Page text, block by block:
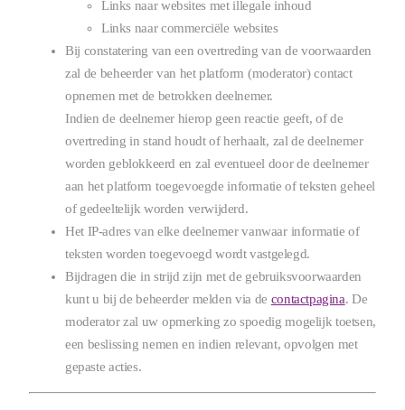
Links naar websites met illegale inhoud
Links naar commerciële websites
Bij constatering van een overtreding van de voorwaarden
zal de beheerder van het platform (moderator) contact
opnemen met de betrokken deelnemer.
Indien de deelnemer hierop geen reactie geeft, of de
overtreding in stand houdt of herhaalt, zal de deelnemer
worden geblokkeerd en zal eventueel door de deelnemer
aan het platform toegevoegde informatie of teksten geheel
of gedeeltelijk worden verwijderd.
Het IP-adres van elke deelnemer vanwaar informatie of
teksten worden toegevoegd wordt vastgelegd.
Bijdragen die in strijd zijn met de gebruiksvoorwaarden
kunt u bij de beheerder melden via de contactpagina. De
moderator zal uw opmerking zo spoedig mogelijk toetsen,
een beslissing nemen en indien relevant, opvolgen met
gepaste acties.